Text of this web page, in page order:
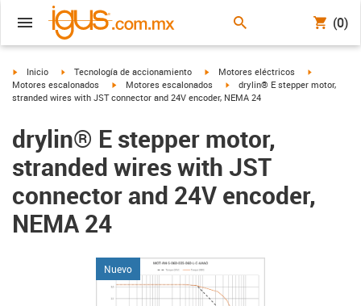
(0)
igus-icon-arrow-right
Inicio igus-icon-arrow-right
Tecnología de accionamiento igus-icon-arrow-right
Motores eléctricos
Motores escalonados
igus-icon-arrow-right
Motores escalonados igus-icon-arrow-right
drylin® E stepper motor,
stranded wires with JST connector and 24V encoder, NEMA 24
drylin® E stepper motor,
stranded wires with JST
connector and 24V encoder,
NEMA 24
Nuevo